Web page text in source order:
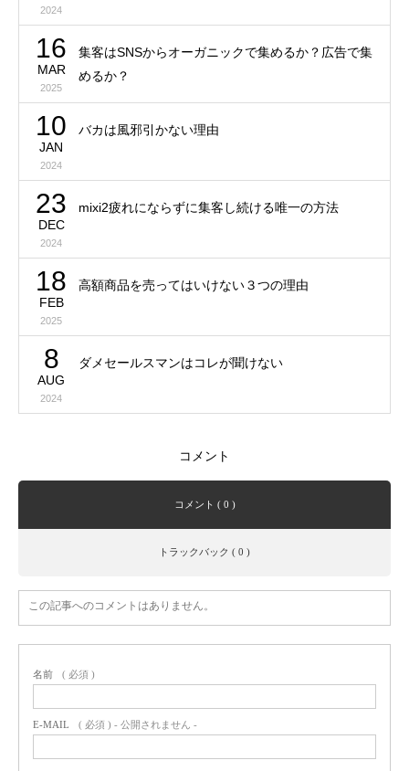
2024
16
MAR
2025
集客はSNSからオーガニックで集めるか？広告で集
めるか？
10
JAN
2024
バカは風邪引かない理由
23
DEC
2024
mixi2疲れにならずに集客し続ける唯一の方法
18
FEB
2025
高額商品を売ってはいけない３つの理由
8
AUG
2024
ダメセールスマンはコレが聞けない
コメント
コメント ( 0 )
トラックバック ( 0 )
この記事へのコメントはありません。
名前 ( 必須 )
E-MAIL ( 必須 ) - 公開されません -